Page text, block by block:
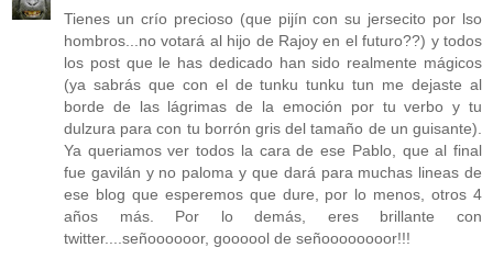
Tienes un crío precioso (que pijín con su jersecito por lso
hombros...no votará al hijo de Rajoy en el futuro??) y todos
los post que le has dedicado han sido realmente mágicos
(ya sabrás que con el de tunku tunku tun me dejaste al
borde de las lágrimas de la emoción por tu verbo y tu
dulzura para con tu borrón gris del tamaño de un guisante).
Ya queriamos ver todos la cara de ese Pablo, que al final
fue gavilán y no paloma y que dará para muchas lineas de
ese blog que esperemos que dure, por lo menos, otros 4
años más. Por lo demás, eres brillante con
twitter....señoooooor, goooool de señoooooooor!!!